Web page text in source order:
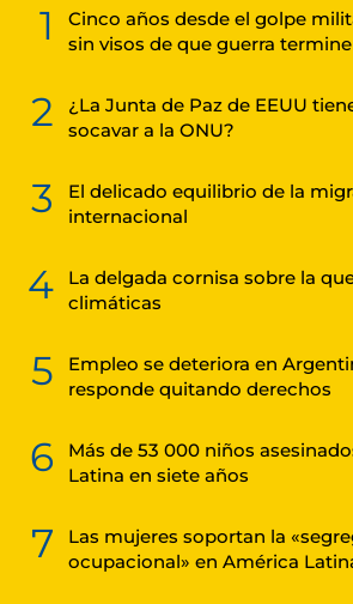
1
Cinco años desde el golpe
sin visos de que guerra termine
2
¿La Junta de Paz de EEUU
socavar a la ONU?
3
El delicado equilibrio de la
internacional
4
La delgada cornisa sobre la
climáticas
5
Empleo se deteriora en
responde quitando derechos
6
Más de 53 000 niños
Latina en siete años
7
Las mujeres soportan la
ocupacional» en América